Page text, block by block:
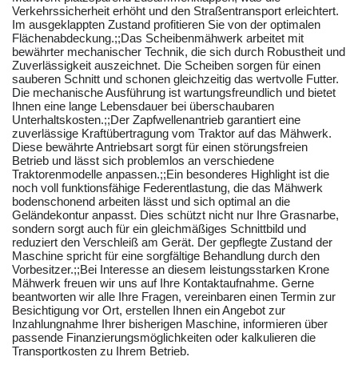
Verkehrssicherheit erhöht und den Straßentransport erleichtert.
Im ausgeklappten Zustand profitieren Sie von der optimalen
Flächenabdeckung.;;Das Scheibenmähwerk arbeitet mit
bewährter mechanischer Technik, die sich durch Robustheit und
Zuverlässigkeit auszeichnet. Die Scheiben sorgen für einen
sauberen Schnitt und schonen gleichzeitig das wertvolle Futter.
Die mechanische Ausführung ist wartungsfreundlich und bietet
Ihnen eine lange Lebensdauer bei überschaubaren
Unterhaltskosten.;;Der Zapfwellenantrieb garantiert eine
zuverlässige Kraftübertragung vom Traktor auf das Mähwerk.
Diese bewährte Antriebsart sorgt für einen störungsfreien
Betrieb und lässt sich problemlos an verschiedene
Traktorenmodelle anpassen.;;Ein besonderes Highlight ist die
noch voll funktionsfähige Federentlastung, die das Mähwerk
bodenschonend arbeiten lässt und sich optimal an die
Geländekontur anpasst. Dies schützt nicht nur Ihre Grasnarbe,
sondern sorgt auch für ein gleichmäßiges Schnittbild und
reduziert den Verschleiß am Gerät. Der gepflegte Zustand der
Maschine spricht für eine sorgfältige Behandlung durch den
Vorbesitzer.;;Bei Interesse an diesem leistungsstarken Krone
Mähwerk freuen wir uns auf Ihre Kontaktaufnahme. Gerne
beantworten wir alle Ihre Fragen, vereinbaren einen Termin zur
Besichtigung vor Ort, erstellen Ihnen ein Angebot zur
Inzahlungnahme Ihrer bisherigen Maschine, informieren über
passende Finanzierungsmöglichkeiten oder kalkulieren die
Transportkosten zu Ihrem Betrieb.